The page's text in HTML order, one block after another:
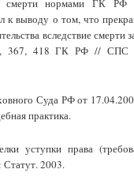
к выводу о том, что
вследствие смерти
367, 418 ГК РФ // СПС
Суда РФ от
практика.
уступки права
2003.